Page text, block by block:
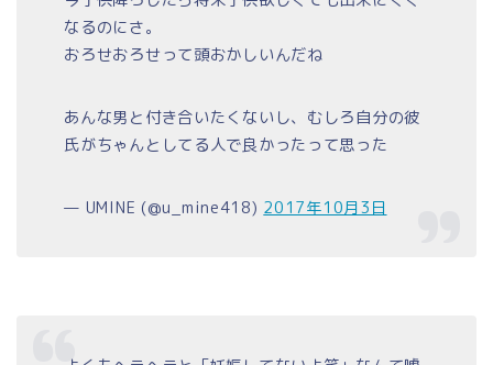
なるのにさ。
おろせおろせって頭おかしいんだね
あんな男と付き合いたくないし、むしろ自分の彼
氏がちゃんとしてる人で良かったって思った
— UMINE (@u_mine418) 2017年10月3日